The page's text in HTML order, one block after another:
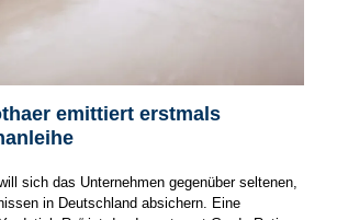
emittiert erstmals
sich das Unternehmen gegenüber seltenen,
in Deutschland absichern. Eine